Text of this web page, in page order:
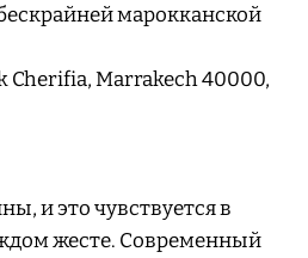
марокканской
Cherifia, Marrakech 40000,
и это чувствуется в
жесте. Современный